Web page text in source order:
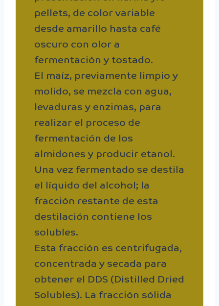
pellets, de color variable
desde amarillo hasta café
oscuro con olor a
fermentación y tostado.
El maíz, previamente limpio y
molido, se mezcla con agua,
levaduras y enzimas, para
realizar el proceso de
fermentación de los
almidones y producir etanol.
Una vez fermentado se destila
el líquido del alcohol; la
fracción restante de esta
destilación contiene los
solubles.
Esta fracción es centrifugada,
concentrada y secada para
obtener el DDS (Distilled Dried
Solubles). La fracción sólida